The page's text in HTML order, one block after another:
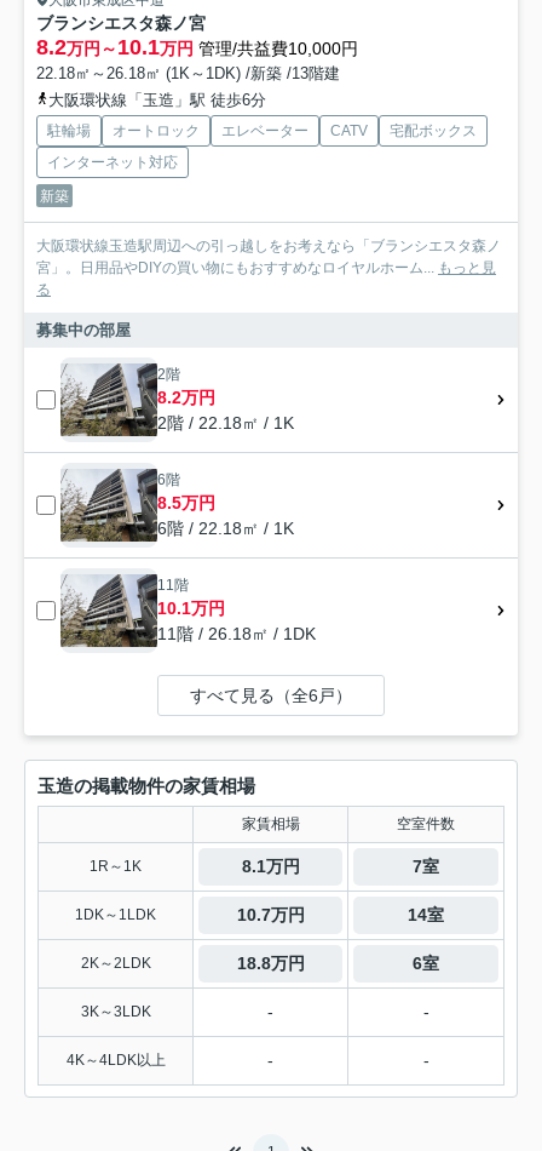
ブランシエスタ森ノ宮
8.2万円～10.1万円 管理/共益費10,000円
22.18㎡～26.18㎡ (1K～1DK) /新築 /13階建
大阪環状線「玉造」駅 徒歩6分
駐輪場 オートロック エレベーター CATV
宅配ボックス
インターネット対応
新築
大阪環状線玉造駅周辺への引っ越しをお考えなら「ブランシエスタ森ノ
宮」。日用品やDIYの買い物にもおすすめなロイヤルホーム... もっと見
る
募集中の部屋
2階
8.2万円
2階 / 22.18㎡ / 1K
6階
8.5万円
6階 / 22.18㎡ / 1K
11階
10.1万円
11階 / 26.18㎡ / 1DK
すべて見る（全6戸）
玉造の掲載物件の家賃相場
家賃相場 空室件数
1R～1K 8.1万円 7室
1DK～1LDK 10.7万円 14室
2K～2LDK 18.8万円 6室
3K～3LDK - -
4K～4LDK以上 - -